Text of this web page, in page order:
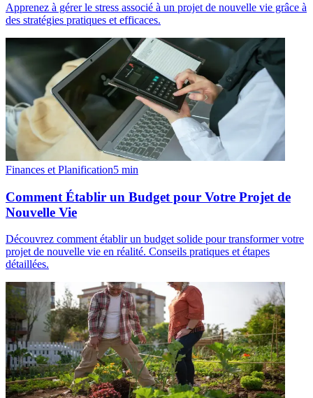
Apprenez à gérer le stress associé à un projet de nouvelle vie grâce à
des stratégies pratiques et efficaces.
Finances et Planification5 min
Comment Établir un Budget pour Votre Projet de
Nouvelle Vie
Découvrez comment établir un budget solide pour transformer votre
projet de nouvelle vie en réalité. Conseils pratiques et étapes
détaillées.